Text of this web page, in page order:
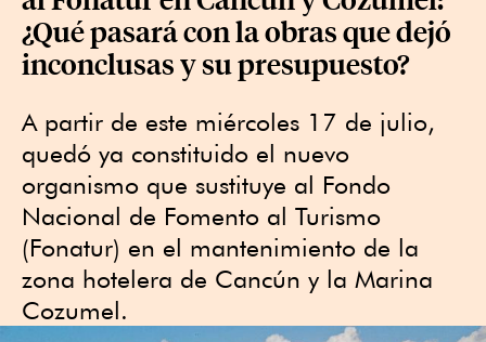
¿Qué pasará con la obras que dejó
inconclusas y su presupuesto?
A partir de este miércoles 17 de julio,
quedó ya constituido el nuevo
organismo que sustituye al Fondo
Nacional de Fomento al Turismo
(Fonatur) en el mantenimiento de la
zona hotelera de Cancún y la Marina
Cozumel.